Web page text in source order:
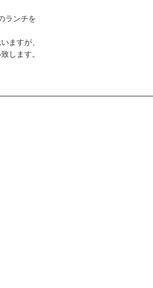
ランチを
ますが、
します。